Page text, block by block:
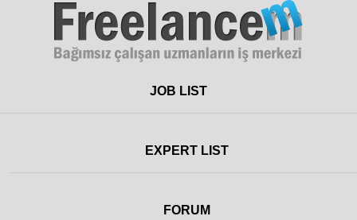
FreelanceJOB LIST
EXPERT LIST
FORUM